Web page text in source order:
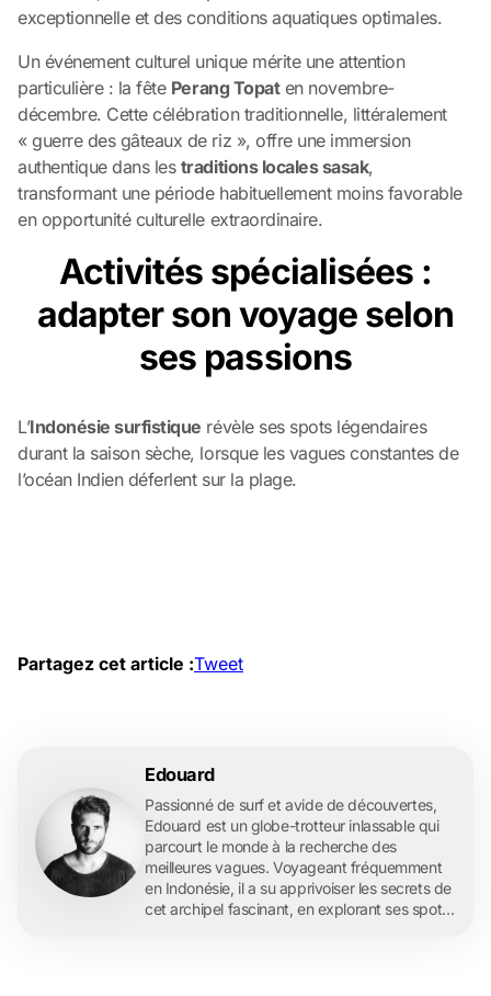
exceptionnelle et des conditions aquatiques optimales.
Un événement culturel unique mérite une attention
particulière : la fête Perang Topaten novembre-
décembre. Cette célébration traditionnelle, littéralement
« guerre des gâteaux de riz », offre une immersion
authentique dans les traditions locales sasak,
transformant une période habituellement moins favorable
en opportunité culturelle extraordinaire.
Activités spécialisées :
adapter son voyage selon
ses passions
L’Indonésie surfistique révèle ses spots légendaires
durant la saison sèche, lorsque les vagues constantes de
l’océan Indien déferlent sur la plage.
Partagez cet article :Tweet
Edouard
Passionné de surf et avide de découvertes,
Edouard est un globe-trotteur inlassable qui
parcourt le monde à la recherche des
meilleures vagues. Voyageant fréquemment
en Indonésie, il a su apprivoiser les secrets de
cet archipel fascinant, en explorant ses spots